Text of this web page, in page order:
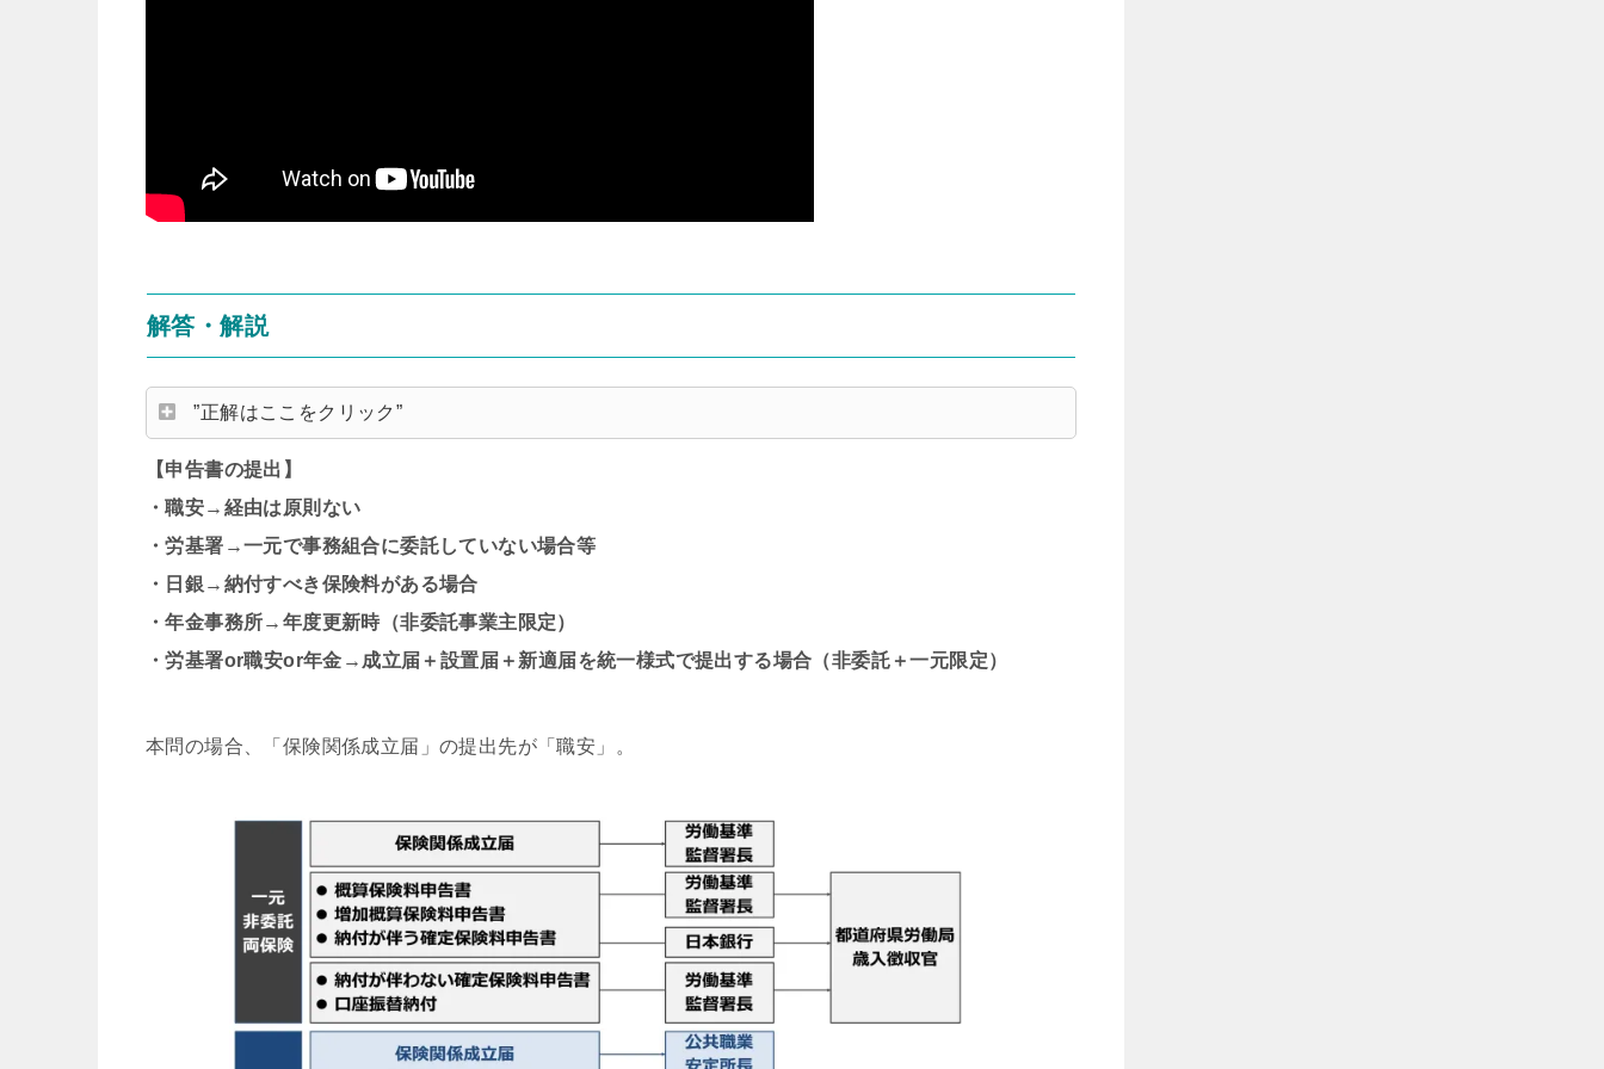
解答・解説
”正解はここをクリック”
【申告書の提出】
・職安→経由は原則ない
・労基署→一元で事務組合に委託していない場合等
・日銀→納付すべき保険料がある場合
・年金事務所→年度更新時（非委託事業主限定）
・労基署or職安or年金→成立届＋設置届＋新適届を統一様式で提出する場合（非委託＋一元限定）
本問の場合、「保険関係成立届」の提出先が「職安」。